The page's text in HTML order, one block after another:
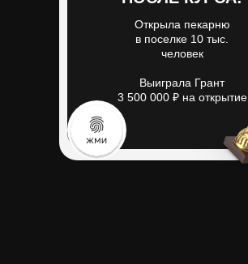
Выиграла Грант
3 500 000 ₽ на открытие
Открыла пекарню
в поселке 10 тыс.
человек